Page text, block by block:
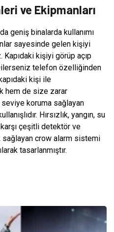
ve Ekipmanları
geniş binalarda kullanımı
sayesinde gelen kişiyi
Kapıdaki kişiyi görüp açıp
telefon özelliğinden
kişi ile
hem de size zarar
koruma sağlayan
Hırsızlık, yangın, su
çeşitli detektör ve
crow alarm sistemi
tasarlanmıştır.